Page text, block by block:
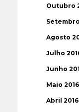
Outubro
Agosto
Julho
Junho
Maio 2016
Abril 2016